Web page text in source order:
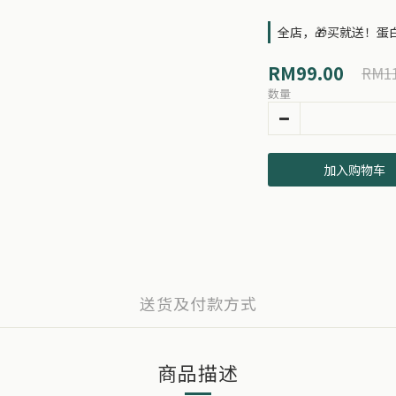
全店，🎁买就送！蛋
RM99.00
数量
加入购物车
送货及付款方式
商品描述